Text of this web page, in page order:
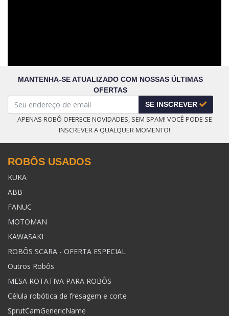
MANTENHA-SE ATUALIZADO COM NOSSAS ÚLTIMAS
OFERTAS
SE INSCREVER
APENAS ROBÔ OFERECE NOVIDADES, SEM SPAM! VOCÊ PODE SE
INSCREVER A QUALQUER MOMENTO!
ROBÔS USADOS
KUKA
ABB
FANUC
MOTOMAN
KAWASAKI
ROBÔS SCARA - OFERTA ESPECIAL
Outros Robôs
MESA ROTATIVA PARA ROBÔS
Célula robótica de fresagem e corte
SprutCamGenericName